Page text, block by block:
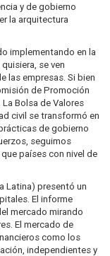
y de gobierno
la arquitectura
implementando en la
se ven
las empresas. Si bien
de Promoción
Bolsa de Valores
civil se transformó en
de gobierno
seguimos
países con nivel de
Latina) presentó un
El informe
mercado mirando
El mercado de
como los
independientes y